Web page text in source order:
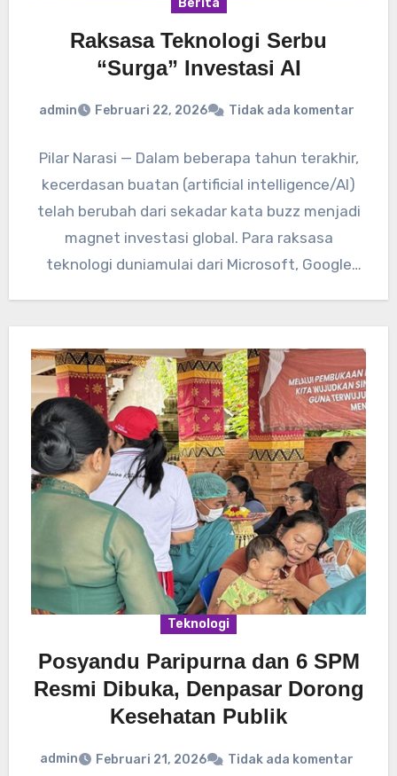
Raksasa Teknologi Serbu
“Surga” Investasi AI
admin Februari 22, 2026 Tidak ada komentar
Pilar Narasi — Dalam beberapa tahun terakhir,
kecerdasan buatan (artificial intelligence/AI)
telah berubah dari sekadar kata buzz menjadi
magnet investasi global. Para raksasa
teknologi duniamulai dari Microsoft, Google
Teknologi
Posyandu Paripurna dan 6 SPM
Resmi Dibuka, Denpasar Dorong
Kesehatan Publik
admin Februari 21, 2026 Tidak ada komentar